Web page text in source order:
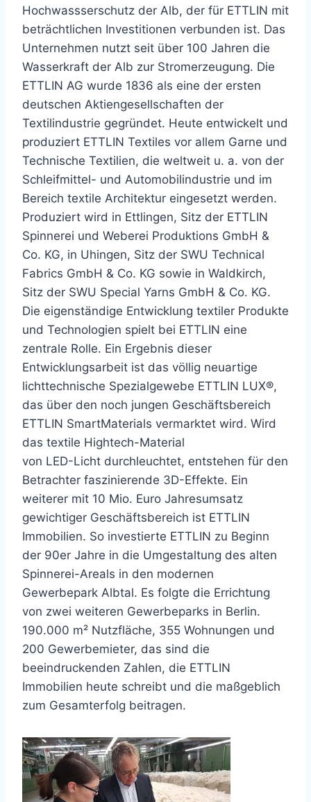
Hochwassserschutz der Alb, der für ETTLIN mit
beträchtlichen Investitionen verbunden ist. Das
Unternehmen nutzt seit über 100 Jahren die
Wasserkraft der Alb zur Stromerzeugung. Die
ETTLIN AG wurde 1836 als eine der ersten
deutschen Aktiengesellschaften der
Textilindustrie gegründet. Heute entwickelt und
produziert ETTLIN Textiles vor allem Garne und
Technische Textilien, die weltweit u. a. von der
Schleifmittel- und Automobilindustrie und im
Bereich textile Architektur eingesetzt werden.
Produziert wird in Ettlingen, Sitz der ETTLIN
Spinnerei und Weberei Produktions GmbH &
Co. KG, in Uhingen, Sitz der SWU Technical
Fabrics GmbH & Co. KG sowie in Waldkirch,
Sitz der SWU Special Yarns GmbH & Co. KG.
Die eigenständige Entwicklung textiler Produkte
und Technologien spielt bei ETTLIN eine
zentrale Rolle. Ein Ergebnis dieser
Entwicklungsarbeit ist das völlig neuartige
lichttechnische Spezialgewebe ETTLIN LUX®,
das über den noch jungen Geschäftsbereich
ETTLIN SmartMaterials vermarktet wird. Wird
das textile Hightech-Material
von LED-Licht durchleuchtet, entstehen für den
Betrachter faszinierende 3D-Effekte. Ein
weiterer mit 10 Mio. Euro Jahresumsatz
gewichtiger Geschäftsbereich ist ETTLIN
Immobilien. So investierte ETTLIN zu Beginn
der 90er Jahre in die Umgestaltung des alten
Spinnerei-Areals in den modernen
Gewerbepark Albtal. Es folgte die Errichtung
von zwei weiteren Gewerbeparks in Berlin.
190.000 m² Nutzfläche, 355 Wohnungen und
200 Gewerbemieter, das sind die
beeindruckenden Zahlen, die ETTLIN
Immobilien heute schreibt und die maßgeblich
zum Gesamterfolg beitragen.